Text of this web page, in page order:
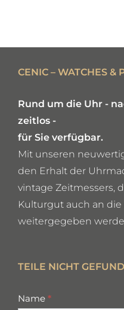
CENIC – WATCHES &
Rund um die Uhr -
zeitlos -
für Sie verfügbar.
Mit unseren
den Erhalt der
vintage Zeitmessers,
Kulturgut auch an
weitergegeben
TEILE NICHT
missing
Name *